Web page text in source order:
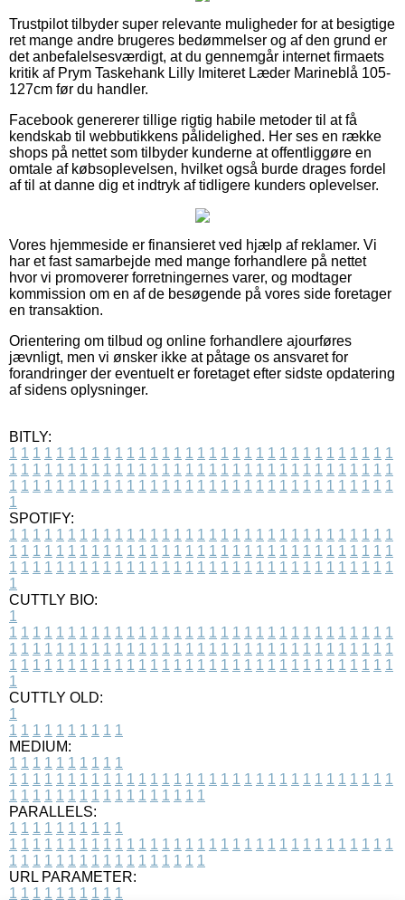
Trustpilot tilbyder super relevante muligheder for at besigtige
ret mange andre brugeres bedømmelser og af den grund er
det anbefalelsesværdigt, at du gennemgår internet firmaets
kritik af Prym Taskehank Lilly Imiteret Læder Marineblå 105-
127cm før du handler.
Facebook genererer tillige rigtig habile metoder til at få
kendskab til webbutikkens pålidelighed. Her ses en række
shops på nettet som tilbyder kunderne at offentliggøre en
omtale af købsoplevelsen, hvilket også burde drages fordel
af til at danne dig et indtryk af tidligere kunders oplevelser.
Vores hjemmeside er finansieret ved hjælp af reklamer. Vi
har et fast samarbejde med mange forhandlere på nettet
hvor vi promoverer forretningernes varer, og modtager
kommission om en af de besøgende på vores side foretager
en transaktion.
Orientering om tilbud og online forhandlere ajourføres
jævnligt, men vi ønsker ikke at påtage os ansvaret for
forandringer der eventuelt er foretaget efter sidste opdatering
af sidens oplysninger.
BITLY:
1 1 1 1 1 1 1 1 1 1 1 1 1 1 1 1 1 1 1 1 1 1 1 1 1 1 1 1 1 1 1 1 1
1 1 1 1 1 1 1 1 1 1 1 1 1 1 1 1 1 1 1 1 1 1 1 1 1 1 1 1 1 1 1 1 1
1 1 1 1 1 1 1 1 1 1 1 1 1 1 1 1 1 1 1 1 1 1 1 1 1 1 1 1 1 1 1 1 1
1
SPOTIFY:
1 1 1 1 1 1 1 1 1 1 1 1 1 1 1 1 1 1 1 1 1 1 1 1 1 1 1 1 1 1 1 1 1
1 1 1 1 1 1 1 1 1 1 1 1 1 1 1 1 1 1 1 1 1 1 1 1 1 1 1 1 1 1 1 1 1
1 1 1 1 1 1 1 1 1 1 1 1 1 1 1 1 1 1 1 1 1 1 1 1 1 1 1 1 1 1 1 1 1
1
CUTTLY BIO:
1
1 1 1 1 1 1 1 1 1 1 1 1 1 1 1 1 1 1 1 1 1 1 1 1 1 1 1 1 1 1 1 1 1
1 1 1 1 1 1 1 1 1 1 1 1 1 1 1 1 1 1 1 1 1 1 1 1 1 1 1 1 1 1 1 1 1
1 1 1 1 1 1 1 1 1 1 1 1 1 1 1 1 1 1 1 1 1 1 1 1 1 1 1 1 1 1 1 1 1
1
CUTTLY OLD:
1
1 1 1 1 1 1 1 1 1 1
MEDIUM:
1 1 1 1 1 1 1 1 1 1
1 1 1 1 1 1 1 1 1 1 1 1 1 1 1 1 1 1 1 1 1 1 1 1 1 1 1 1 1 1 1 1 1
1 1 1 1 1 1 1 1 1 1 1 1 1 1 1 1 1
PARALLELS:
1 1 1 1 1 1 1 1 1 1
1 1 1 1 1 1 1 1 1 1 1 1 1 1 1 1 1 1 1 1 1 1 1 1 1 1 1 1 1 1 1 1 1
1 1 1 1 1 1 1 1 1 1 1 1 1 1 1 1 1
URL PARAMETER:
1 1 1 1 1 1 1 1 1 1